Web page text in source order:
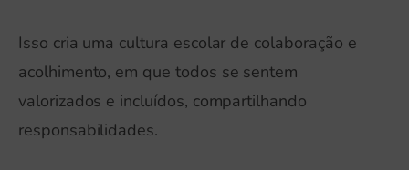
Isso cria uma cultura escolar de colaboração e
acolhimento, em que todos se sentem
valorizados e incluídos, compartilhando
responsabilidades.